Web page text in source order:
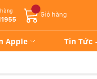
Giỏ hàng
Apple Tin Tức